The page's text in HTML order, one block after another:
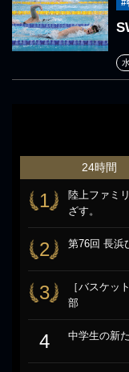
#
24時間
1
陸上ファミ
ざす。
2 第76回 長浜
3
［バスケッ
部
4 中学生の新